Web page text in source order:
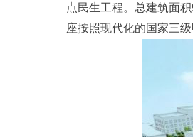
点民生工程。总建筑面积
座按照现代化的国家三